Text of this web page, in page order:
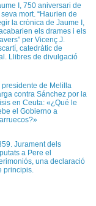
I, 750 aniversari de
mort. “Haurien de
la crònica de Jaume I,
els drames i els
per Vicenç J.
catedràtic de
Llibres de divulgació
presidente de Melilla
contra Sánchez por la
en Ceuta: «¿Qué le
el Gobierno a
Jurament dels
a Pere el
una declaració
principis.